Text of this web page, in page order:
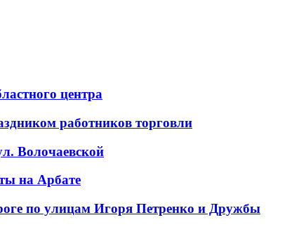
центра
работников торговли
Волочаевской
на Арбате
по улицам Игоря Петренко и Дружбы